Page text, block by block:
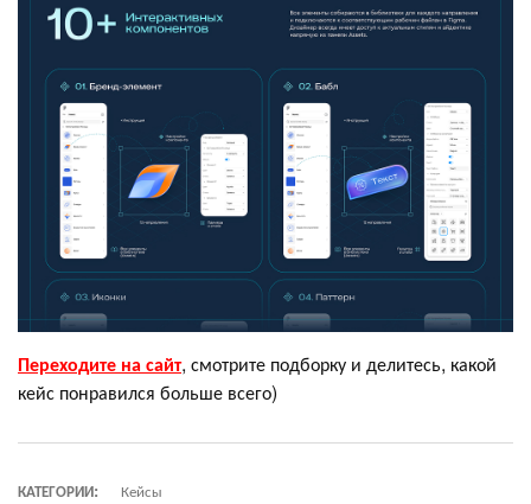
Переходите на сайт, смотрите подборку и делитесь, какой
кейс понравился больше всего)
КАТЕГОРИИ:
Кейсы